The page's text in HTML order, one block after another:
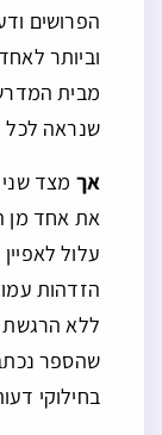
הפרושים
וביותר
מבית
שנראה לכל
אך מצד
את אחד מן
עלול
הזדהות
ללא הרגשת
שהספר
בחילוקי